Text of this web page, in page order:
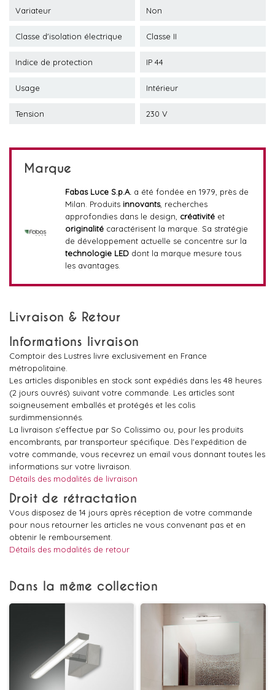
Variateur Non
Classe d'isolation électrique Classe II
Indice de protection IP 44
Usage Intérieur
Tension 230 V
Marque
Fabas Luce S.p.A. a été fondée en 1979, près de
Milan. Produits innovants, recherches
approfondies dans le design, créativitéet
originalitécaractérisent la marque. Sa stratégie
de développement actuelle se concentre sur la
technologie LEDdont la marque mesure tous
les avantages.
Livraison & Retour
Informations livraison
Comptoir des Lustres livre exclusivement en France
métropolitaine.
Les articles disponibles en stock sont expédiés dans les 48 heures
(2 jours ouvrés) suivant votre commande. Les articles sont
soigneusement emballés et protégés et les colis
surdimmensionnés.
La livraison s'effectue par So Colissimo ou, pour les produits
encombrants, par transporteur spécifique. Dès l'expédition de
votre commande, vous recevrez un email vous donnant toutes les
informations sur votre livraison.
Détails des modalités de livraison
Droit de rétractation
Vous disposez de 14 jours après réception de votre commande
pour nous retourner les articles ne vous convenant pas et en
obtenir le remboursement.
Détails des modalités de retour
Dans la même collection